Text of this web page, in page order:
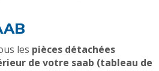
les pièces détachées
de votre saab (tableau de